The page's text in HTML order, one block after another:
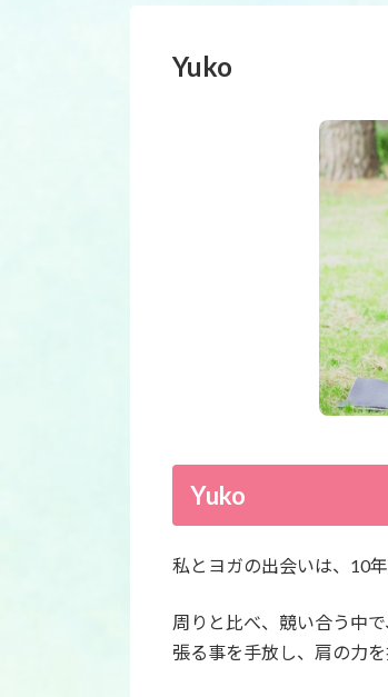
Yuko
Yuko
私とヨガの出会いは、10
周りと比べ、競い合う中
張る事を手放し、肩の力